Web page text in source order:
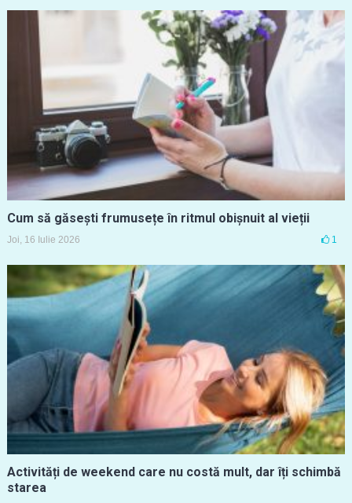
Cum să găsești frumusețe în ritmul obișnuit al vieții
Joi, 16 Iulie 2026 1
Activități de weekend care nu costă mult, dar îți schimbă
starea